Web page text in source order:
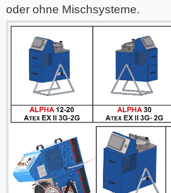
oder ohne Mischsysteme.